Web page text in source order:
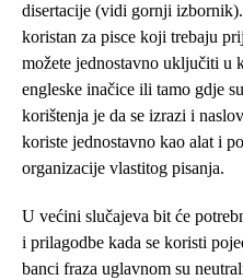
disertacije (vidi gornji
koristan za pisce koji trebaju
možete jednostavno uključiti u
engleske inačice ili tamo gdje
korištenja je da se izrazi i
koriste jednostavno kao alat i
organizacije vlastitog pisanja.
U većini slučajeva bit će
i prilagodbe kada se koristi
banci fraza uglavnom su